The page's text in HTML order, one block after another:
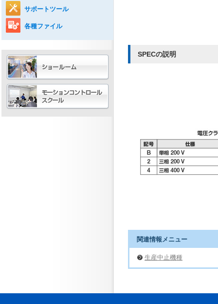
SPECの説明
関連情報メニュー
生産中止機種
サポートツール
各種ファイル